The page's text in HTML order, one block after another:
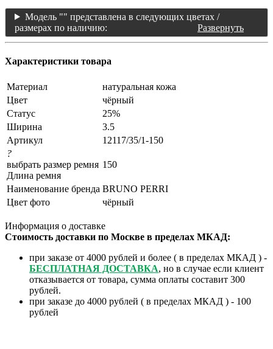
Модель "" представлена в следующих цветах /
размерах по наличию:
Развернуть
Характеристики товара
Материал
натуральная кожа
Цвет
чёрный
Статус
25%
Ширина
3.5
Артикул
12117/35/1-150
?
выбрать размер ремня
Длина ремня
150
Наименование бренда BRUNO PERRI
Цвет фото
чёрный
Информация о доставке
Стоимость доставки по Москве в пределах МКАД:
при заказе от 4000 рублей и более ( в пределах МКАД ) -
БЕСПЛАТНАЯ ДОСТАВКА, но в случае если клиент
отказывается от товара, сумма оплаты составит 300
рублей.
при заказе до 4000 рублей ( в пределах МКАД ) - 100
рублей